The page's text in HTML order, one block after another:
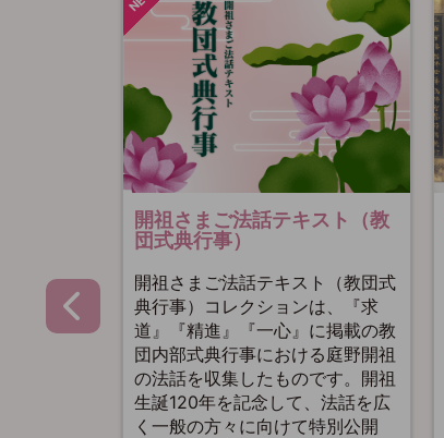
話」か
の14年
振り返り
開祖さまご法話テキスト（教
団式典行事）
開祖さまご法話テキスト（教団式
典行事）コレクションは、『求
道』『精進』『一心』に掲載の教
団内部式典行事における庭野開祖
の法話を収集したものです。開祖
生誕120年を記念して、法話を広
く一般の方々に向けて特別公開